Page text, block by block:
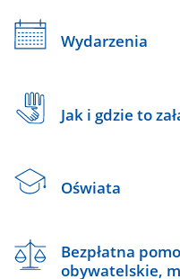
Wydarzenia
Jak i gdzie to
Oświata
Bezpłatna
obywatelskie,